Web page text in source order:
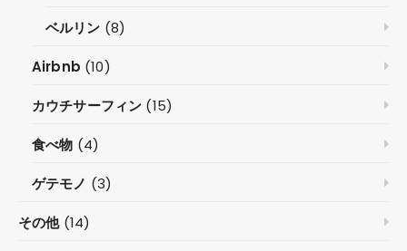
ベルリン (8)
Airbnb (10)
カウチサーフィン (15)
食べ物 (4)
ゲテモノ (3)
その他(14)